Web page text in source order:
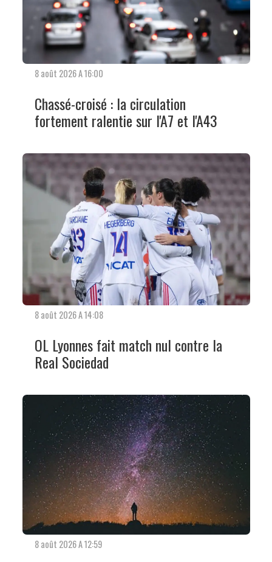
8 août 2026 A 16:00
Chassé-croisé : la circulation
fortement ralentie sur l'A7 et l'A43
8 août 2026 A 14:08
OL Lyonnes fait match nul contre la
Real Sociedad
8 août 2026 A 12:59